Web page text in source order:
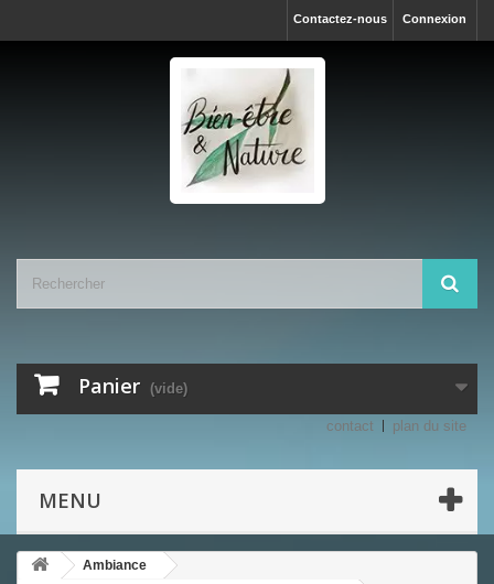
Connexion
Contactez-nous
Panier (vide)
contact plan du site
MENU
Ambiance